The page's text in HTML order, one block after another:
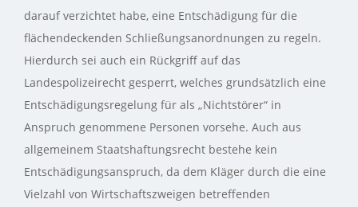
darauf verzichtet habe, eine Entschädigung für die
flächendeckenden Schließungsanordnungen zu regeln.
Hierdurch sei auch ein Rückgriff auf das
Landespolizeirecht gesperrt, welches grundsätzlich eine
Entschädigungsregelung für als „Nichtstörer“ in
Anspruch genommene Personen vorsehe. Auch aus
allgemeinem Staatshaftungsrecht bestehe kein
Entschädigungsanspruch, da dem Kläger durch die eine
Vielzahl von Wirtschaftszweigen betreffenden